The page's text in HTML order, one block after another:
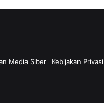
Media Siber Kebijakan Privasi